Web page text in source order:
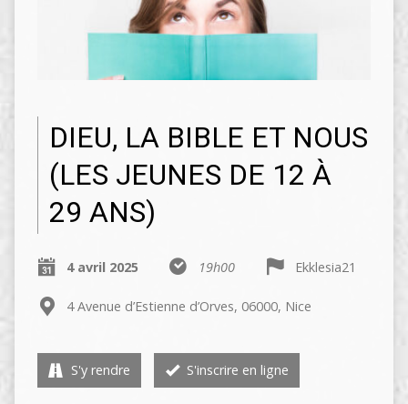
DIEU, LA BIBLE ET NOUS
(LES JEUNES DE 12 À
29 ANS)
4 avril 2025 19h00 Ekklesia21
4 Avenue d’Estienne d’Orves, 06000, Nice
S'y rendre S'inscrire en ligne